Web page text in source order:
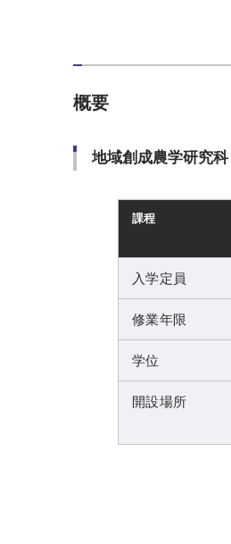
概要
地域創成農学研究
課程
入学定員
修業年限
学位
開設場所